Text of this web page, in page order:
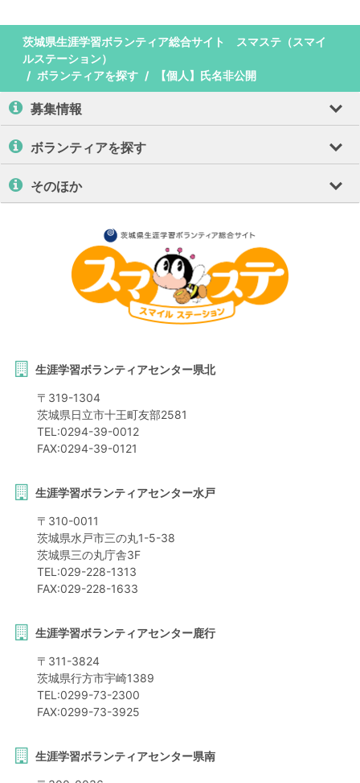
茨城県生涯学習ボランティア総合サイト スマステ（スマイ
ルステーション）
ボランティアを探す
【個人】氏名非公開
募集情報
ボランティアを探す
そのほか
生涯学習ボランティアセンター県北
〒 319-1304
茨城県日立市十王町友部2581
TEL:0294-39-0012
FAX:0294-39-0121
生涯学習ボランティアセンター水戸
〒 310-0011
茨城県水戸市三の丸1-5-38
茨城県三の丸庁舎3F
TEL:029-228-1313
FAX:029-228-1633
生涯学習ボランティアセンター鹿行
〒 311-3824
茨城県行方市宇崎1389
TEL:0299-73-2300
FAX:0299-73-3925
生涯学習ボランティアセンター県南